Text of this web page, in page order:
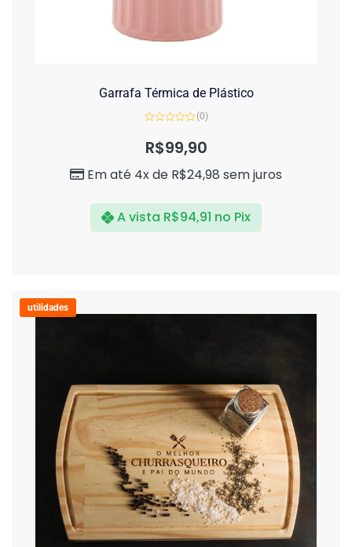
Garrafa Térmica de Plástico
de
(0)
R$99,90
Em até 4x de R$24,98 sem juros
A vista R$94,91 no Pix
utilidades